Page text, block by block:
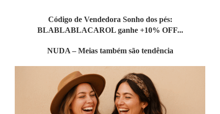
Código de Vendedora Sonho dos pés:
BLABLABLACAROL ganhe +10% OFF...
NUDA – Meias também são tendência